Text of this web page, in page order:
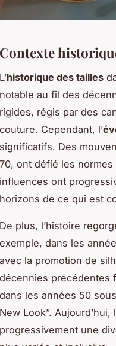
Contexte
L’historique des tailles
notable au fil des
rigides, régis par des
couture. Cependant, l’
significatifs. Des
70, ont défié les
influences ont
horizons de ce qui est
De plus, l’histoire
exemple, dans les
avec la promotion de
décennies précédentes
dans les années 50
New Look”.
progressivement une